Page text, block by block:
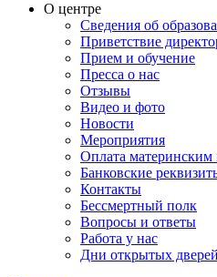
О центре
Сведения об
Приветствие
Прием и обучение
Пресса о нас
Отзывы
Видео и фото
Новости
Мероприятия
Оплата материнским
Банковские
Контакты
Бессмертный полк
Вопросы и ответы
Работа у нас
Дни открытых дверей